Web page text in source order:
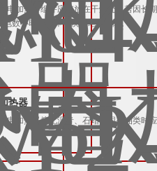
状电加热器组件应存放在干燥处，若因
电数小时），即可恢复绝缘电阻。
热器
状电加热器熔化沥青、石蜡等固态油类